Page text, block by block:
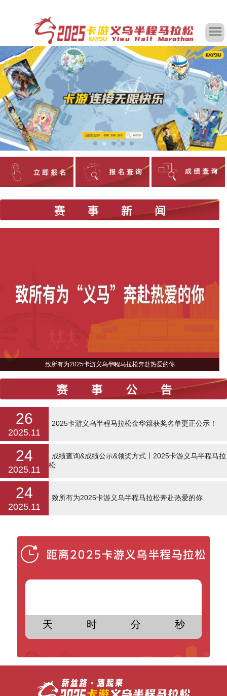
致所有为2025卡游义乌半程马拉松奔赴热爱的你
26
2025.11
2025卡游义乌半程马拉松金华籍获奖名单更正公示！
24
2025.11
成绩查询&成绩公示&领奖方式丨2025卡游义乌半程马拉
松
24
2025.11
致所有为2025卡游义乌半程马拉松奔赴热爱的你
天 时 分 秒